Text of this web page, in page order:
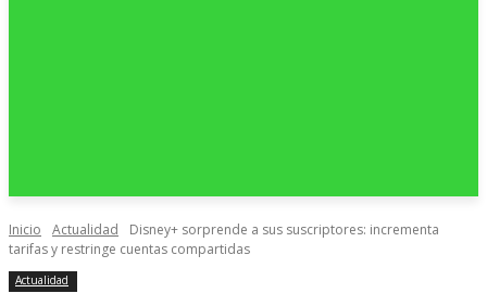
Inicio Actualidad
Disney+ sorprende a sus suscriptores: incrementa
tarifas y restringe cuentas compartidas
Actualidad